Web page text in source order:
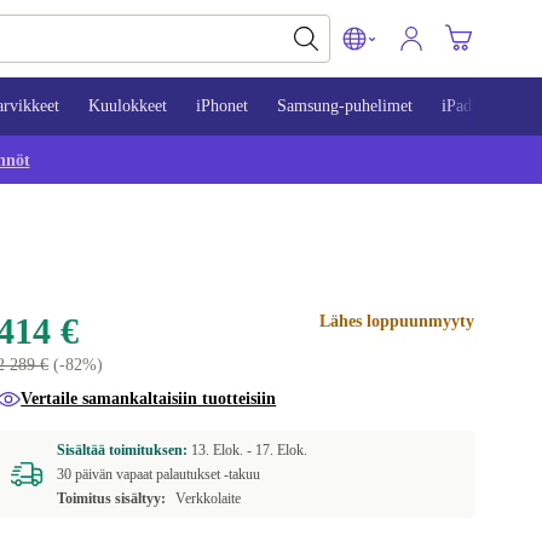
Kuulokkeet iPhonet Samsung-puhelimet iPadit
€
289 €(-82%)
Lähes loppuunmyyty
Vertaile samankaltaisiin tuotteisiin
Sisältää toimituksen: 13. Elok. - 17. Elok.
30 päivän vapaat palautukset -takuu
Toimitus sisältyy:
Verkkolaite